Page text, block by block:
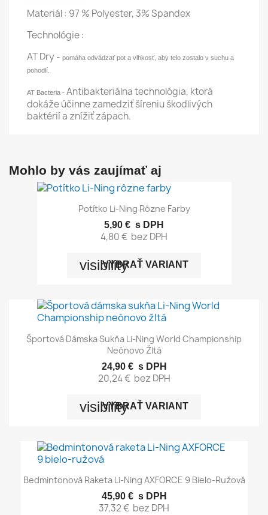
Materiál : 97 % Polyester, 3% Spandex
Technológie :
AT Dry - pomáha odvádzať pot a vlhkosť, aby telo zostalo v suchu a
pohodlí.
AT Bacteria - Antibakteriálna technológia, ktorá
dokáže účinne zamedziť šíreniu škodlivých
baktérií a znížiť zápach.
Mohlo by vás zaujímať aj
Potítko Li-Ning Rôzne Farby
5,90 € s DPH
4,80 € bez DPH
visibility
VYBRAŤ VARIANT
Športová Dámska Sukňa Li-Ning World Championship
Neónovo Žltá
24,90 € s DPH
20,24 € bez DPH
visibility
VYBRAŤ VARIANT
Bedmintonová Raketa Li-Ning AXFORCE 9 Bielo-Ružová
45,90 € s DPH
37,32 € bez DPH